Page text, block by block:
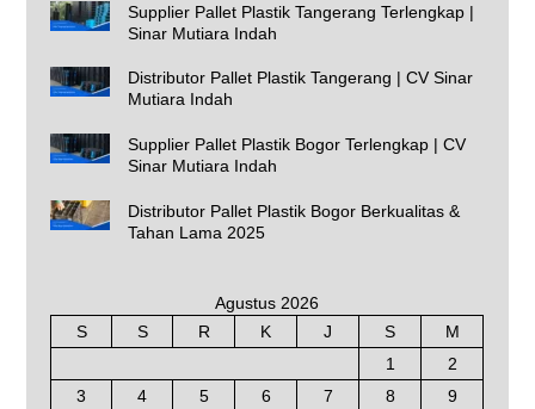
Supplier Pallet Plastik Tangerang Terlengkap |
Sinar Mutiara Indah
Distributor Pallet Plastik Tangerang | CV Sinar
Mutiara Indah
Supplier Pallet Plastik Bogor Terlengkap | CV
Sinar Mutiara Indah
Distributor Pallet Plastik Bogor Berkualitas &
Tahan Lama 2025
Agustus 2026
S
S R K J S
M
1
2
3
4 5 6 7 8
9